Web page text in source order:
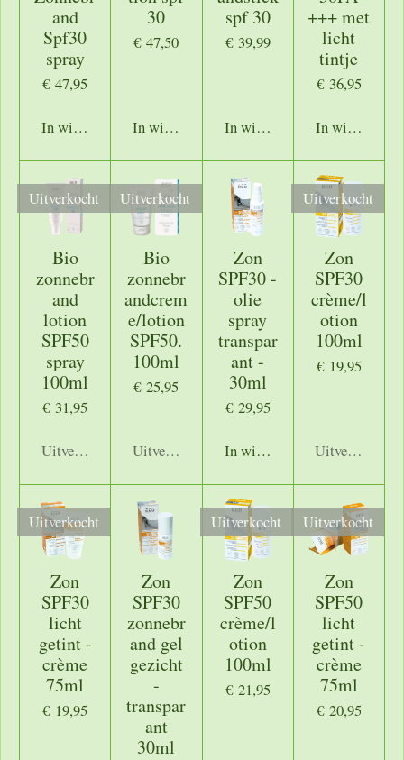
and
Spf30
spray
€ 47,95
In winkelwagen
30
€ 47,50
In winkelwagen
spf 30
€ 39,99
In winkelwagen
+++ met
licht
tintje
€ 36,95
In
Uitverkocht
Bio
zonnebr
and
lotion
SPF50
spray
100ml
€ 31,95
Uitverkocht
Uitverkocht
Bio
zonnebr
andcrem
e/lotion
SPF50.
100ml
€ 25,95
Uitverkocht
Zon
SPF30 -
olie
spray
transpar
ant -
30ml
€ 29,95
In winkelwagen
Uitverkocht
Zon
SPF30
crème/l
otion
100ml
€ 19,95
Uitverkocht
Uitverkocht
Zon
SPF30
licht
getint -
crème
75ml
€ 19,95
Zon
SPF30
zonnebr
and gel
gezicht
-
transpar
ant
30ml
Uitverkocht
Zon
SPF50
crème/l
otion
100ml
€ 21,95
Uitverkocht
Zon
SPF50
licht
getint -
crème
75ml
€ 20,95